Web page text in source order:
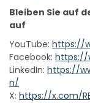
Bleiben Sie auf
auf
YouTube: https://
Facebook: https://
LinkedIn: https://
n/
X: https://x.com/